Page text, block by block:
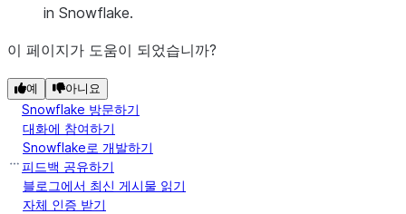
in Snowflake.
이 페이지가 도움이 되었습니까?
예 아니요
Snowflake 방문하기
대화에 참여하기
Snowflake로 개발하기
피드백 공유하기
블로그에서 최신 게시물 읽기
자체 인증 받기